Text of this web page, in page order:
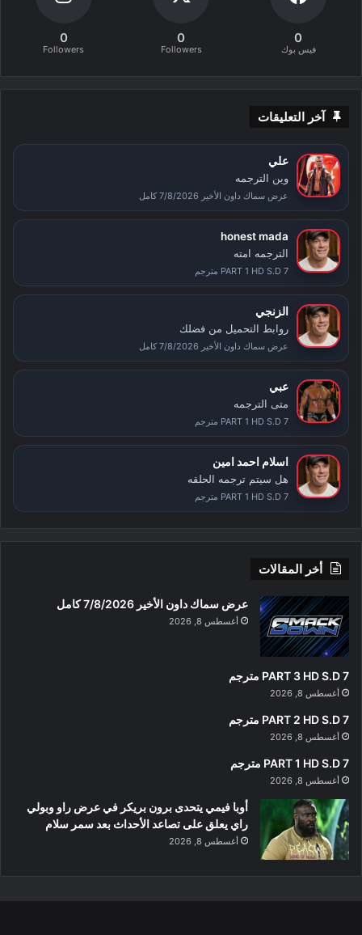
0
فيس بوك
0
Followers
0
Followers
آخر التعليقات
علي
وين الترجمه
عرض سماك داون الأخير 7/8/2026 كامل
honest mada
الترجمه امته
PART 1 HD S.D 7 مترجم
الزنجي
روابط التحميل من فضلك
عرض سماك داون الأخير 7/8/2026 كامل
عبي
متى الترجمه
PART 1 HD S.D 7 مترجم
اسلام احمد امين
هل سيتم ترجمه الحلقه
PART 1 HD S.D 7 مترجم
أخر المقالات
عرض سماك داون الأخير 7/8/2026 كامل
أغسطس 8, 2026
PART 3 HD S.D 7 مترجم
أغسطس 8, 2026
PART 2 HD S.D 7 مترجم
أغسطس 8, 2026
PART 1 HD S.D 7 مترجم
أغسطس 8, 2026
أوبا فيمي يتحدى برون بريكر في عرض راو وبولي
راي يعلق على تصاعد الأحداث بعد سمر سلام
أغسطس 8, 2026